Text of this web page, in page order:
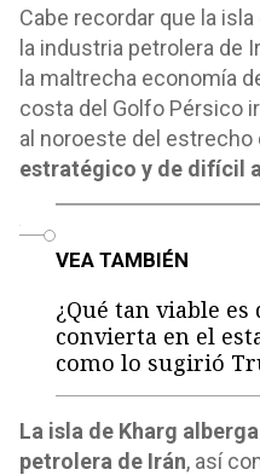
Cabe recordar que la
la industria petrolera de
la maltrecha economía
costa del Golfo Pérsico
al noroeste del estrecho
estratégico y de difícil
VEA TAMBIÉN
¿Qué tan viable es
convierta en el
como lo sugirió
La isla de Kharg
petrolera de Irán, así